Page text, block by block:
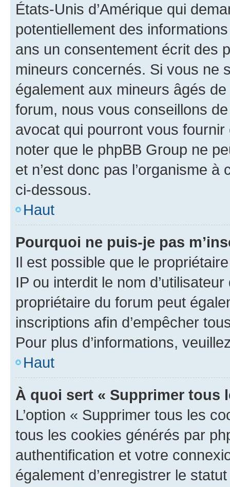
États-Unis d’Amérique qui
potentiellement des
ans un consentement écrit des
mineurs concernés. Si vous ne
également aux mineurs âgés
forum, nous vous conseillons
avocat qui pourront vous
noter que le phpBB Group ne
et n’est donc pas l’organisme
ci-dessous.
Haut
Pourquoi ne puis-je pas
Il est possible que le
IP ou interdit le nom
propriétaire du forum peut
inscriptions afin d’empêcher
Pour plus d’informations,
Haut
À quoi sert « Supprimer tous
L’option « Supprimer tous les
tous les cookies générés par
authentification et votre
également d’enregistrer le